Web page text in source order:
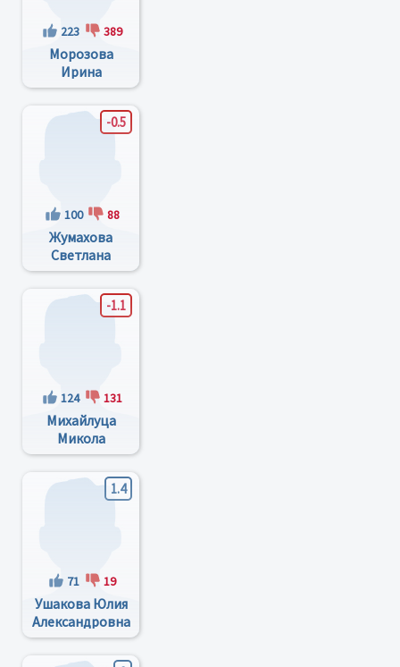
223 389
Морозова
Ирина
Владимировна
-0.5
100 88
Жумахова
Светлана
Васильевна
-1.1
124 131
Михайлуца
Микола
Іванович
1.4
71 19
Ушакова Юлия
Александровна